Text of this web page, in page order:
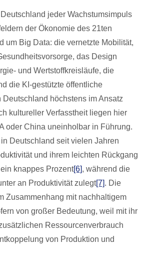
jeder Wachstumsimpuls
der Ökonomie des 21ten
um Big Data: die vernetzte Mobilität,
das Design
und Wertstoffkreisläufe, die
die KI-gestützte öffentliche
höchstens im Ansatz
kultureller Verfasstheit liegen hier
oder China uneinholbar in Führung.
Deutschland seit vielen Jahren
und ihrem leichten Rückgang
knappes Prozent[6], während die
an Produktivität zulegt[7]. Die
Zusammenhang mit nachhaltigem
von großer Bedeutung, weil mit ihr
Ressourcenverbrauch
von Produktion und